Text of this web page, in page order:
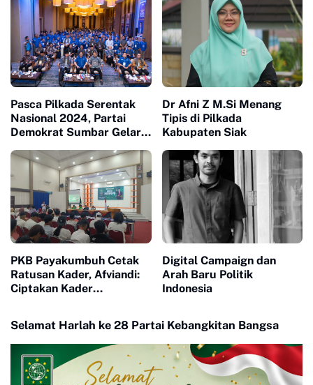
Pasca Pilkada Serentak
Nasional 2024, Partai
Demokrat Sumbar Gelar
Konsolidasi Kader
Dr Afni Z M.Si Menang
Tipis di Pilkada
Kabupaten Siak
PKB Payakumbuh Cetak
Ratusan Kader, Afviandi:
Ciptakan Kader
Digital Campaign dan
Arah Baru Politik
Indonesia
Selamat Harlah ke 28 Partai Kebangkitan Bangsa